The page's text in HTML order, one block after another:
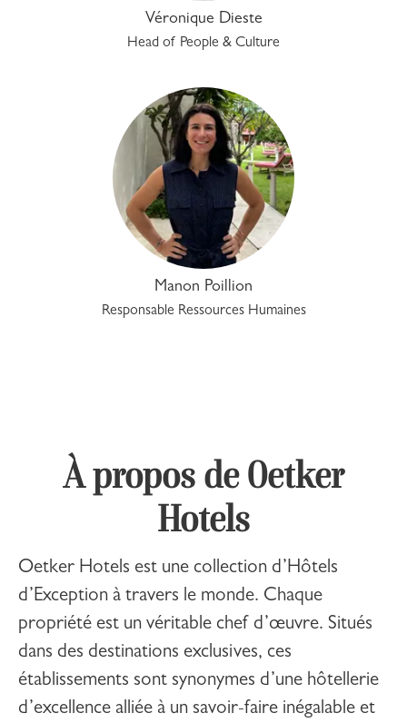
Véronique Dieste
Head of People & Culture
Manon Poillion
Responsable Ressources Humaines
À propos de Oetker
Hotels
Oetker Hotels est une collection d’Hôtels
d’Exception à travers le monde. Chaque
propriété est un véritable chef d’œuvre. Situés
dans des destinations exclusives, ces
établissements sont synonymes d’une hôtellerie
d’excellence alliée à un savoir-faire inégalable et